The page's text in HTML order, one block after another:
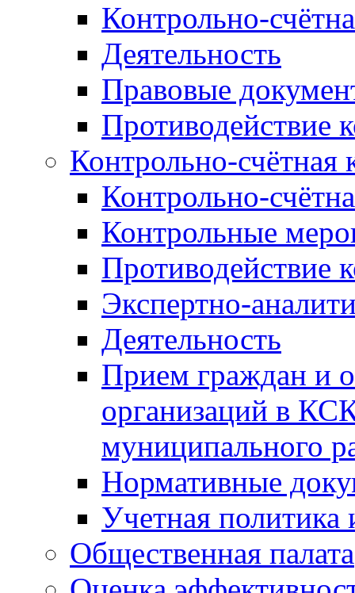
Контрольно-
Деятельность
Правовые
Противодействие
Контрольно-счётная
Контрольно-
Контрольные
Противодействие
Экспертно-
Деятельность
Прием граждан и
организаций в
муниципального
Нормативные
Учетная политика
Общественная палата